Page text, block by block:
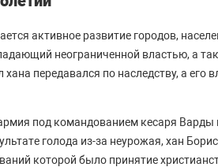
активное развитие городов,
неограниченной властью, а
хана передавался по наследству, а
под командованием кесаря
голода из-за неурожая, хан
которой было принятие